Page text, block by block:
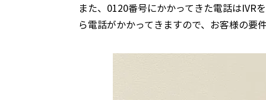
また、0120番号にかかってきた電話はIVR
ら電話がかかってきますので、お客様の要